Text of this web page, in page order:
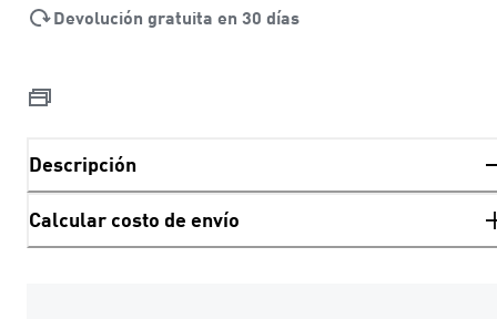
Devolución gratuita en 30 días
Descripción
Calcular costo de envío